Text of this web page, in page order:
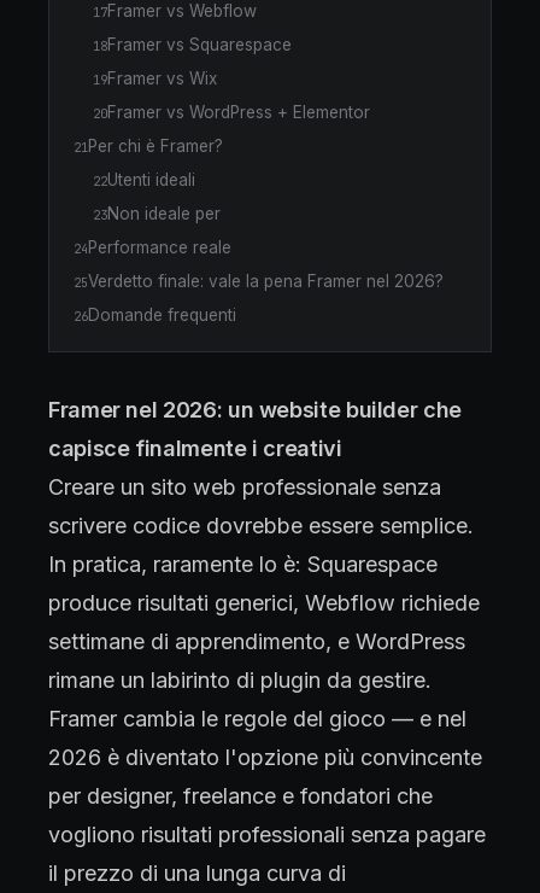
17Framer vs Webflow
18Framer vs Squarespace
19Framer vs Wix
20Framer vs WordPress + Elementor
21Per chi è Framer?
22Utenti ideali
23Non ideale per
24 Performance reale
25Verdetto finale: vale la pena Framer nel 2026?
26Domande frequenti
Framer nel 2026: un website builder che
capisce finalmente i creativi
Creare un sito web professionale senza
scrivere codice dovrebbe essere semplice.
In pratica, raramente lo è: Squarespace
produce risultati generici, Webflow richiede
settimane di apprendimento, e WordPress
rimane un labirinto di plugin da gestire.
Framer cambia le regole del gioco — e nel
2026 è diventato l'opzione più convincente
per designer, freelance e fondatori che
vogliono risultati professionali senza pagare
il prezzo di una lunga curva di